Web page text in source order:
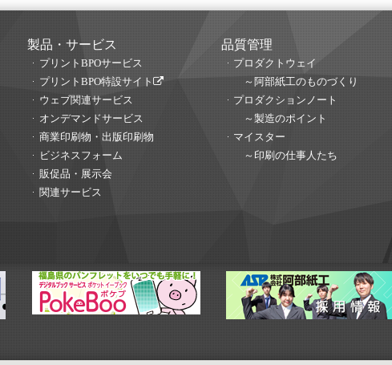
製品・サービス
プリントBPOサービス
プリントBPO特設サイト
ウェブ関連サービス
オンデマンドサービス
商業印刷物・出版印刷物
ビジネスフォーム
販促品・展示会
関連サービス
品質管理
プロダクトウェイ
～阿部紙工のものづくり
プロダクションノート
～製造のポイント
マイスター
～印刷の仕事人たち